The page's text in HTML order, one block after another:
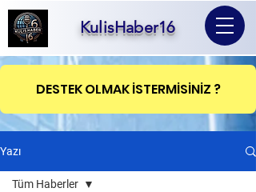
KulisHaber16
DESTEK OLMAK İSTERMİSİNİZ ?
Yazı
Tüm Haberler